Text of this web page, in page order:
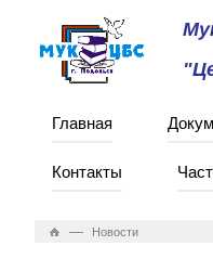
Главная
Контакты
— Новости